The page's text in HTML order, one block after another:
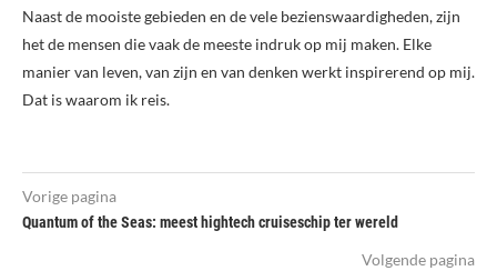
Naast de mooiste gebieden en de vele bezienswaardigheden, zijn
het de mensen die vaak de meeste indruk op mij maken. Elke
manier van leven, van zijn en van denken werkt inspirerend op mij.
Dat is waarom ik reis.
Vorige pagina
Quantum of the Seas: meest hightech cruiseschip ter wereld
Volgende pagina